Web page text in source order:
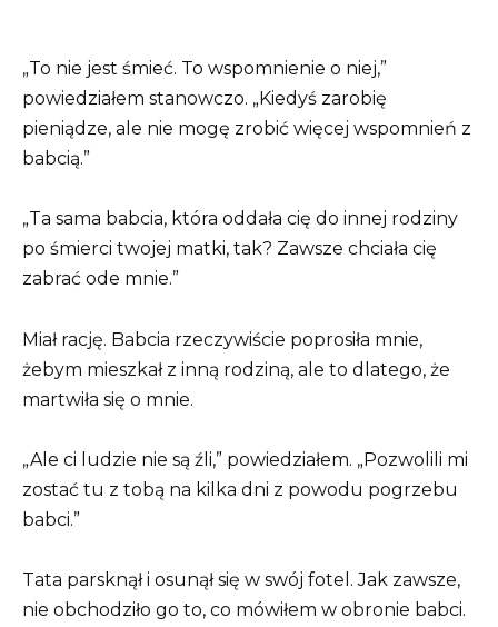
„To nie jest śmieć. To wspomnienie o niej,”
powiedziałem stanowczo. „Kiedyś zarobię
pieniądze, ale nie mogę zrobić więcej wspomnień z
babcią.”
„Ta sama babcia, która oddała cię do innej rodziny
po śmierci twojej matki, tak? Zawsze chciała cię
zabrać ode mnie.”
Miał rację. Babcia rzeczywiście poprosiła mnie,
żebym mieszkał z inną rodziną, ale to dlatego, że
martwiła się o mnie.
„Ale ci ludzie nie są źli,” powiedziałem. „Pozwolili mi
zostać tu z tobą na kilka dni z powodu pogrzebu
babci.”
Tata parsknął i osunął się w swój fotel. Jak zawsze,
nie obchodziło go to, co mówiłem w obronie babci.